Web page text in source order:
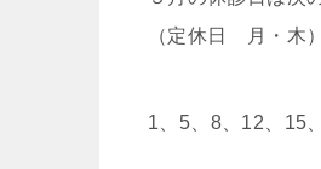
（定休日 月・木）
1、5、8、12、15